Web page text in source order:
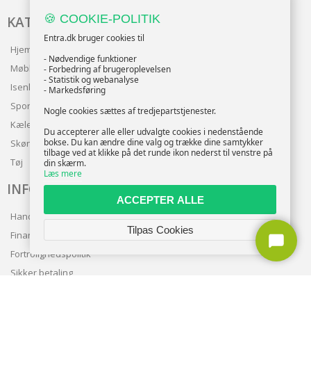
KATALOG
Hjem & Have
Møbler
Isenkram
Sport
Kæledyr
Skønhed
Tøj
INFO
Handelsbetingelser
Finansering
Fortrolighedspolitik
Sikker betaling
🍪 COOKIE-POLITIK
Entra.dk bruger cookies til
- Nødvendige funktioner
- Forbedring af brugeroplevelsen
- Statistik og webanalyse
- Markedsføring
Nogle cookies sættes af tredjepartstjenester.
Du accepterer alle eller udvalgte cookies i nedenstående
bokse. Du kan ændre dine valg og trække dine samtykker
tilbage ved at klikke på det runde ikon nederst til venstre på
din skærm.
Læs mere
ACCEPTER ALLE
Tilpas Cookies